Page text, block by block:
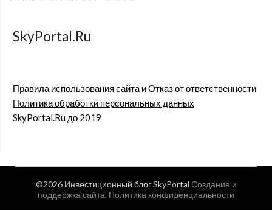
SkyPortal.Ru
Правила использования сайта и Отказ от ответственности
Политика обработки персональных данных
SkyPortal.Ru до 2019
©2026 Инвестиционный блог SkyPortal Создание и
поддержка сайта. Политика конфиденциальности